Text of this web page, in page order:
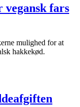
vegansk fars
mulighed for at
hakkekød.